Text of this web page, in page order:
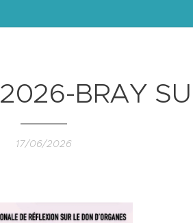
BRAY
17/06/2026